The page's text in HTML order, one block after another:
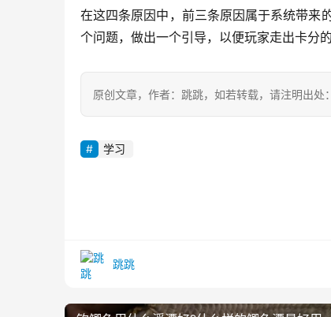
在这四条原因中，前三条原因属于系统带来
个问题，做出一个引导，以便玩家走出卡分的
原创文章，作者：跳跳，如若转载，请注明出
学习
跳跳